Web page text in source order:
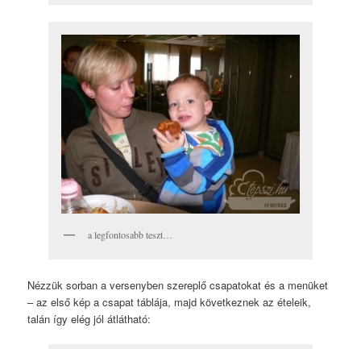
a legfontosabb teszt…
Nézzük sorban a versenyben szereplő csapatokat és a menüket
– az első kép a csapat táblája, majd következnek az ételeik,
talán így elég jól átlátható: